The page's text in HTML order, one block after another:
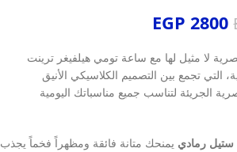
EGP 2800
لا مثيل لها مع ساعة تومي هيلفيغر ترينت
التي تجمع بين التصميم الكلاسيكي الأنيق
الجريئة لتناسب جميع مناسباتك اليومية
رمادي يمنحك متانة فائقة ومظهراً فخماً يجذب